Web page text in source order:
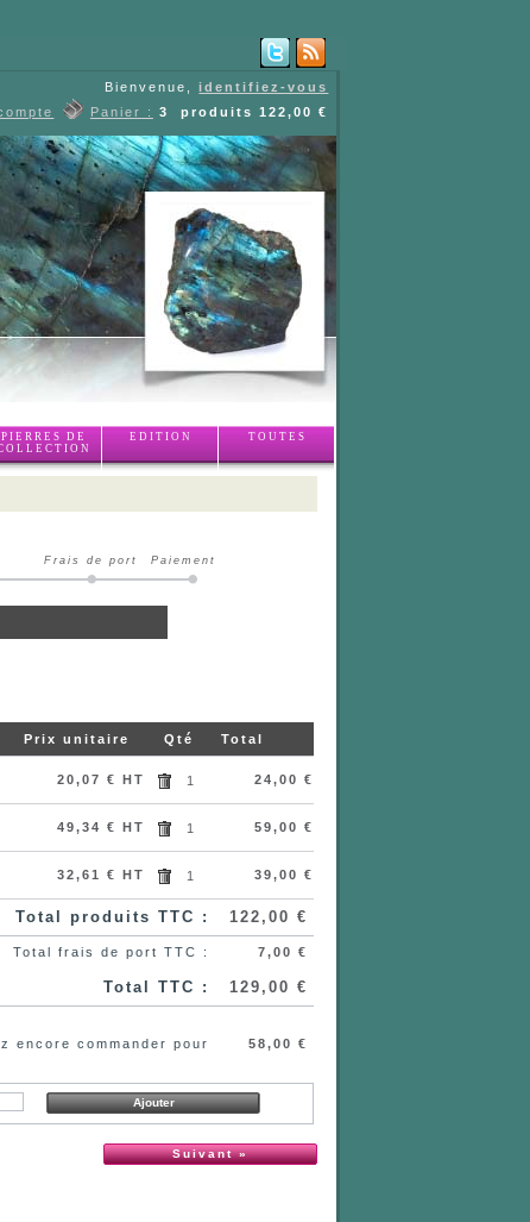
Bienvenue,identifiez-vous
Panier :
3 produits 122,00 €
PIERRES DE
EDITION TOUTES
Frais de port Paiement
Prix unitaire Qté Total
Total produits TTC : 122,00 €
Total frais de port TTC : 7,00 €
Total TTC : 129,00 €
encore commander pour 58,00 €
20,07 € HT 1 24,00 €
49,34 € HT 1 59,00 €
32,61 € HT 1 39,00 €
Suivant »